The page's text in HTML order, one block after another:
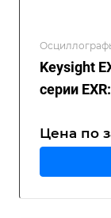
Keysight
серии
Цена по